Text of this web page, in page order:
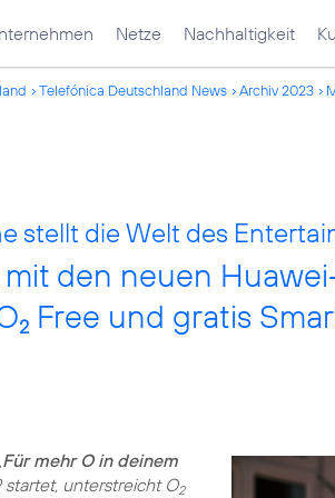
Netze Nachhaltigkeit
Telefónica Deutschland News Archiv 2023
stellt die Welt des
den neuen
2 Free und gratis
Für mehr O in deinem
startet, unterstreicht O2